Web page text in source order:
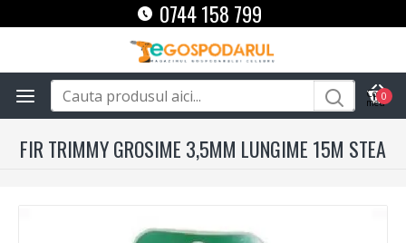
0744 158 799
0
FIR TRIMMY GROSIME 3,5MM LUNGIME 15M STEA